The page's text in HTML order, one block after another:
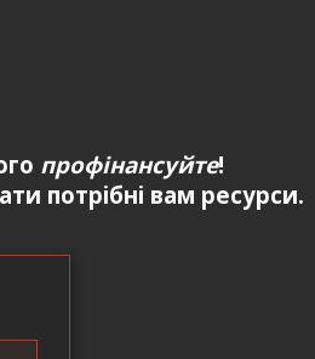
профінансуйте!
потрібні вам ресурси.